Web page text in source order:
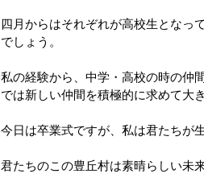
四月からはそれぞれが高校生となっ
でしょう。
私の経験から、中学・高校の時の仲
では新しい仲間を積極的に求めて大
今日は卒業式ですが、私は君たちが
君たちのこの豊丘村は素晴らしい未